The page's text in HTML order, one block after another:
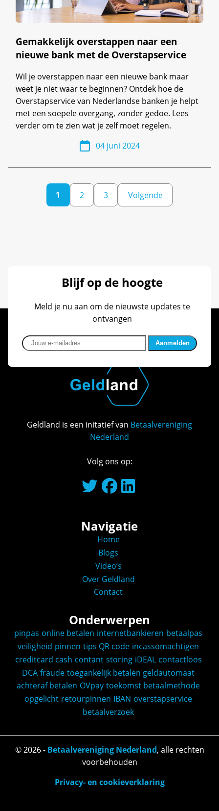
Gemakkelijk overstappen naar een
nieuwe bank met de Overstapservice
Wil je overstappen naar een nieuwe bank maar
weet je niet waar te beginnen? Ontdek hoe de
Overstapservice van Nederlandse banken je helpt
met een soepele overgang, zonder gedoe. Lees
verder om te zien wat je zelf moet regelen.
04 juni 2024
Berichten
1 2 3 Volgende
Blijf op de hoogte
Meld je nu aan om de nieuwste updates te
ontvangen
Jouw e-mailadres
Geldland is een initatief van Betaalvereniging
Nederland
Volg ons op:
Navigatie
Home
Blogs
Video’s
Over Geldland
Contact
Onderwerpen
pinpas online betalen internetbankieren betaalpas
veiligheid pinnen tips QR code incassomachtigen
creditcard cash contant storing iDEAL contactloos
DCA fraude toegankelijk betalen geldautomaat
achteraf betalen OVpay toekomst betaalmethode
opgelicht retourpinnen IBAN overstapservice
betaalverzoek
©2026- Betaalvereniging Nederland, alle rechten
voorbehouden
Privacy- en cookieverklaring